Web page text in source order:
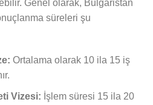
Genel olarak, Bulgaristan
süreleri şu
Ortalama olarak 10 ila 15 iş
Vizesi: İşlem süresi 15 ila 20